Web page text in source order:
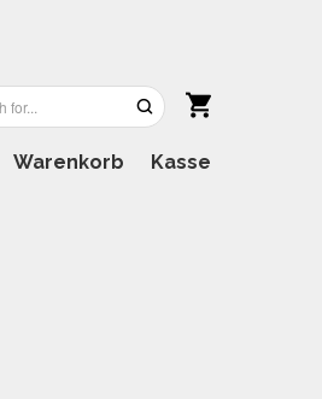
Warenkorb Kasse